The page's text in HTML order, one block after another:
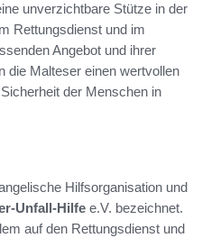
unverzichtbare Stütze in der
Rettungsdienst und im
Angebot und ihrer
die Malteser einen wertvollen
der Menschen in
Hilfsorganisation und
Unfall-Hilfe e.V. bezeichnet.
auf den Rettungsdienst und